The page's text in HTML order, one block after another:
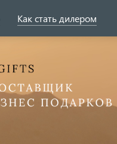
Как стать дилером